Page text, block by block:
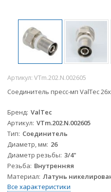
Артикул: VTm.202.N.002605
Соединитель пресс-мп ValTec
Бренд ValTec
Артикул VTm.202.N.002605
Тип Соединитель
Диаметр, мм 26
Диаметр резьбы 3/4"
Резьба Внутренняя
Материал Латунь
Все характеристики